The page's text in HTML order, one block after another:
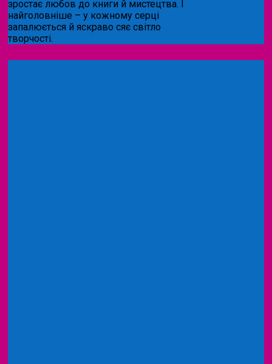
зростає любов до книги й мистецтва. І
найголовніше – у кожному серці
запалюється й яскраво сяє світло
творчості.